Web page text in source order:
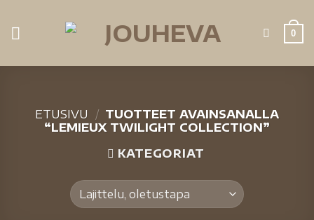
0
ETUSIVU / TUOTTEET AVAINSANALLA
“LEMIEUX TWILIGHT COLLECTION”
KATEGORIAT